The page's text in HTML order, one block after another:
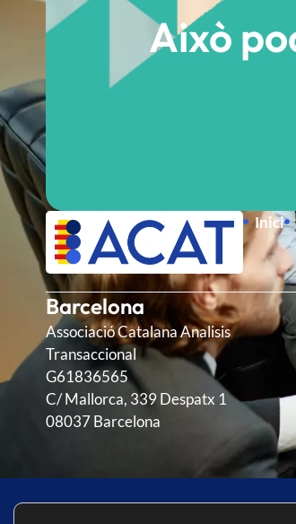
Això
Inici
Barcelona
Associació Catalana Analisis
Transaccional
G61836565
C/ Mallorca, 339 Despatx 1
08037 Barcelona